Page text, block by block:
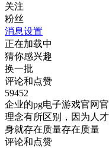
关注
粉丝
消息设置
正在加载中
猜你感兴趣
换一批
评论和点赞
59452
企业的pg电子游戏官网
理念有所区别，因为人
身就存在质量存在质量
评论和点赞